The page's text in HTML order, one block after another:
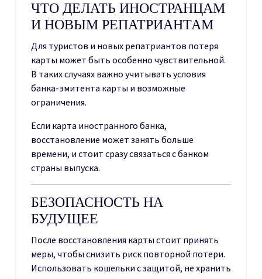
ЧТО ДЕЛАТЬ ИНОСТРАНЦАМ
И НОВЫМ РЕПАТРИАНТАМ
Для туристов и новых репатриантов потеря
карты может быть особенно чувствительной.
В таких случаях важно учитывать условия
банка-эмитента карты и возможные
ограничения.
Если карта иностранного банка,
восстановление может занять больше
времени, и стоит сразу связаться с банком
страны выпуска.
БЕЗОПАСНОСТЬ НА
БУДУЩЕЕ
После восстановления карты стоит принять
меры, чтобы снизить риск повторной потери.
Использовать кошельки с защитой, не хранить